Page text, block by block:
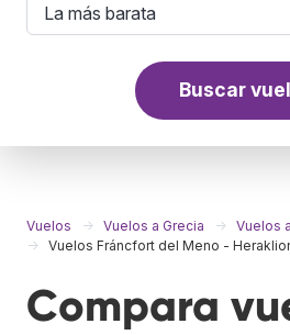
Buscar
Vuelos Vuelos a Grecia
Vuelos
Vuelos Fráncfort del Meno -
Compara